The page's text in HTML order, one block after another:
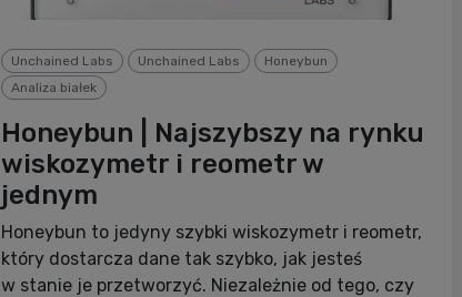
Unchained Labs Unchained Labs
Honeybun
Analiza białek
Honeybun | Najszybszy na rynku
wiskozymetr i reometr w
jednym
Honeybun to jedyny szybki wiskozymetr i reometr,
który dostarcza dane tak szybko, jak jesteś
w stanie je przetworzyć. Niezależnie od tego, czy